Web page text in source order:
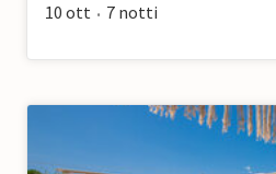
10 ott • 7 notti